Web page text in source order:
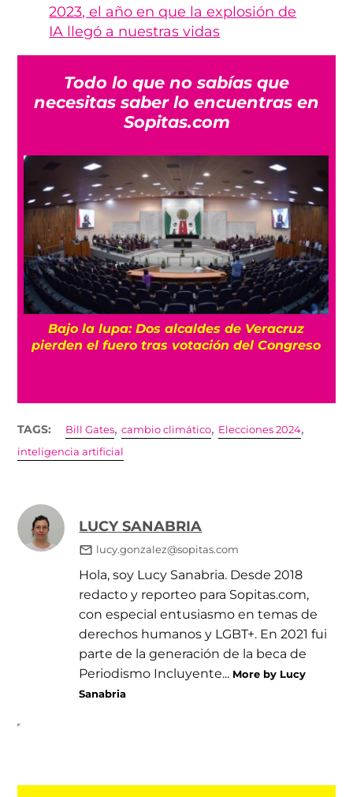
2023, el año en que la explosión de
IA llegó a nuestras vidas
Todo lo que no sabías que
necesitas saber lo encuentras en
Sopitas.com
Otra vez entre andamios: El AICM arranca la
segunda fase de su remodelación
TAGS: Bill Gates,cambio climático, Elecciones 2024,
inteligencia artificial
LUCY SANABRIA
lucy.gonzalez@sopitas.com
Hola, soy Lucy Sanabria. Desde 2018
redacto y reporteo para Sopitas.com,
con especial entusiasmo en temas de
derechos humanos y LGBT+. En 2021 fui
parte de la generación de la beca de
Periodismo Incluyente... More by Lucy
Sanabria